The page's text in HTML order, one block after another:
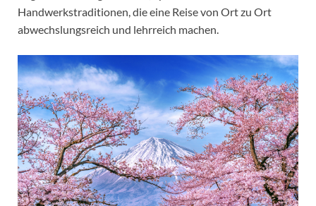
Handwerkstraditionen, die eine Reise von Ort zu Ort
abwechslungsreich und lehrreich machen.